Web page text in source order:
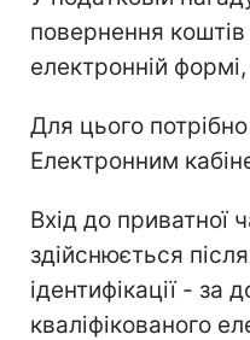
повернення
електронній
Для цього
Електронним
Вхід до приватної
здійснюється
ідентифікації - за
кваліфікованого